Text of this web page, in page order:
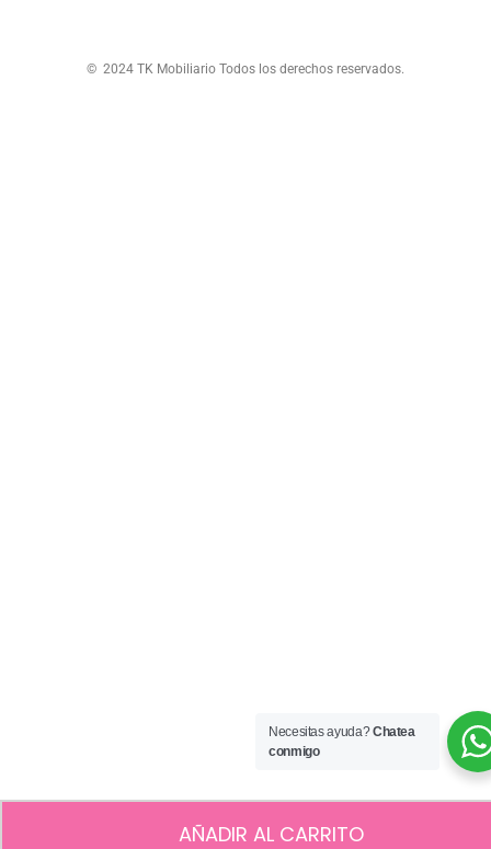
AÑADIR AL CARRITO
© 2024 TK Mobiliario Todos los derechos reservados.
Necesitas ayuda?Chatea
conmigo